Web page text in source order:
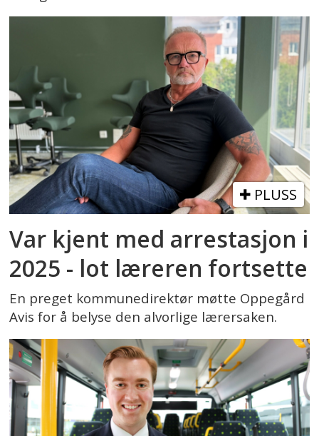
PLUSS
Var kjent med arrestasjon i
2025 - lot læreren fortsette
En preget kommunedirektør møtte Oppegård
Avis for å belyse den alvorlige lærersaken.